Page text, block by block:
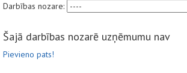
Darbības nozare:
Šajā darbības nozarē uzņēmumu nav
Pievieno pats!